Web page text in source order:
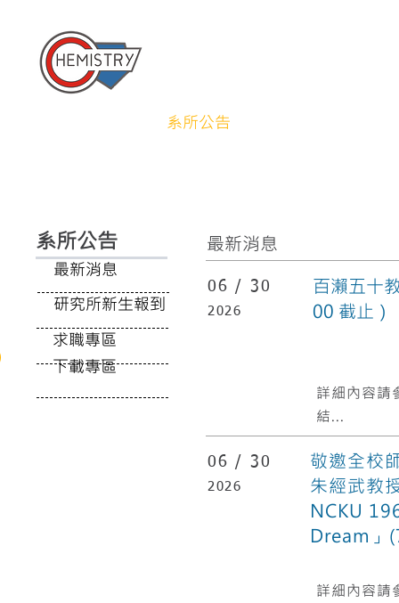
系所公告
​系所公告
最新消息
求職專區
研究所新生報到
下載專區
最新消息
06 / 30
2026
百瀨五十
00 截止）
詳細內容請
結...
06 / 30
2026
敬邀全校
朱經武教
NCKU
Dream」
詳細內容請